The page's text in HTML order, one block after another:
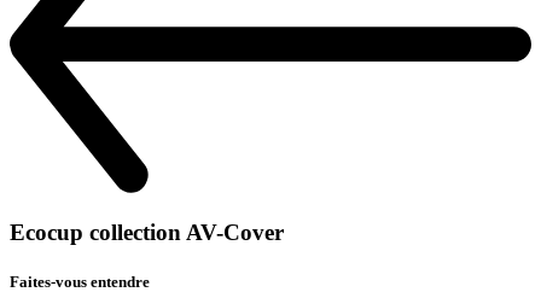
Ecocup collection AV-Cover
Faites-vous entendre